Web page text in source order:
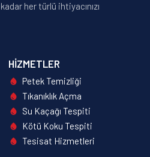
her türlü ihtiyacınızı
HIZMETLER
Petek Temizliği
Tıkanıklık Açma
Su Kaçağı Tespiti
Kötü Koku Tespiti
Tesisat Hizmetleri